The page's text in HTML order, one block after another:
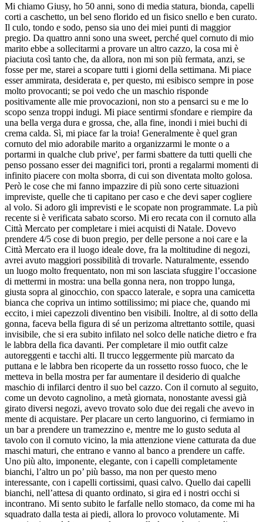
Mi chiamo Giusy, ho 50 anni, sono di media statura, bionda, capelli
corti a caschetto, un bel seno florido ed un fisico snello e ben curato.
Il culo, tondo e sodo, penso sia uno dei miei punti di maggior
pregio. Da quattro anni sono una sweet, perché quel cornuto di mio
marito ebbe a sollecitarmi a provare un altro cazzo, la cosa mi è
piaciuta così tanto che, da allora, non mi son più fermata, anzi, se
fosse per me, starei a scopare tutti i giorni della settimana. Mi piace
esser ammirata, desiderata e, per questo, mi esibisco sempre in pose
molto provocanti; se poi vedo che un maschio risponde
positivamente alle mie provocazioni, non sto a pensarci su e me lo
scopo senza troppi indugi. Mi piace sentirmi sfondare e riempire da
una bella verga dura e grossa, che, alla fine, inondi i miei buchi di
crema calda. Sì, mi piace far la troia! Generalmente è quel gran
cornuto del mio adorabile marito a organizzarmi le monte o a
portarmi in qualche club prive', per farmi sbattere da tutti quelli che
penso possano esser dei magnifici tori, pronti a regalarmi momenti di
infinito piacere con molta sborra, di cui son diventata molto golosa.
Però le cose che mi fanno impazzire di più sono certe situazioni
impreviste, quelle che ti capitano per caso e che devi saper cogliere
al volo. Si adoro gli imprevisti e le scopate non programmate. La più
recente si è verificata sabato scorso. Mi ero recata con il cornuto alla
Città Mercato per completare i miei acquisti di Natale. Dovevo
prendere 4/5 cose di buon pregio, per delle persone a noi care e la
Città Mercato era il luogo ideale dove, fra la moltitudine di negozi,
avrei avuto maggiori possibilità di trovarle. Naturalmente, essendo
un luogo molto frequentato, non mi son lasciata sfuggire l’occasione
di mettermi in mostra: una bella gonna nera, non troppo lunga,
giusta sopra al ginocchio, con spacco laterale, e sopra una camicetta
bianca che copriva un intimo sottilissimo; mi piace che, quando mi
eccito, i miei capezzoli diventino ben visibili. Inoltre, al di sotto della
gonna, faceva bella figura di sé un perizoma altrettanto sottile, quasi
invisibile, che si era subito infilato nel solco delle natiche dietro e fra
le labbra della fica davanti. Per completare il mio outfit calze
autoreggenti e tacchi alti. Il trucco leggermente più marcato da
puttana e le labbra ben ricoperte da un rossetto rosso fuoco, che le
metteva in bella mostra per far aumentare il desiderio di qualche
maschio di infilarci dentro il suo bel cazzo. Con il cornuto al seguito,
come un devoto cagnolino, a metà giornata, nonostante avessi già
girato diversi negozi, avevo trovato solo due dei regali che avevo in
mente di acquistare. Per placare un certo languorino, ci fermiamo in
un bar a prendere un tramezzino e, mentre me lo gusto seduta al
tavolo con il cornuto vicino, la mia attenzione viene catturata da due
maschi maturi, che entrano e vanno al banco a prendere un caffe.
Uno più alto, imponente, elegante, con i capelli completamente
bianchi, l’altro un po’ più basso, ma non per questo meno
interessante, con i capelli cortissimi, quasi calvo. Quello dai capelli
bianchi, nell’attesa di quanto ordinato, si gira ed i nostri occhi si
incontrano. Mi sento subito le farfalle nello stomaco, da come mi ha
squadrato dalla testa ai piedi, allora lo provoco volutamente. Mi